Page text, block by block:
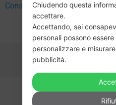
Consenso
Copyright © 2026 Vendita
Chiudendo questa
accettare.
Accettando, sei
personali possono
personalizzare e
pubblicità.
Dal 29 luglio
pausa